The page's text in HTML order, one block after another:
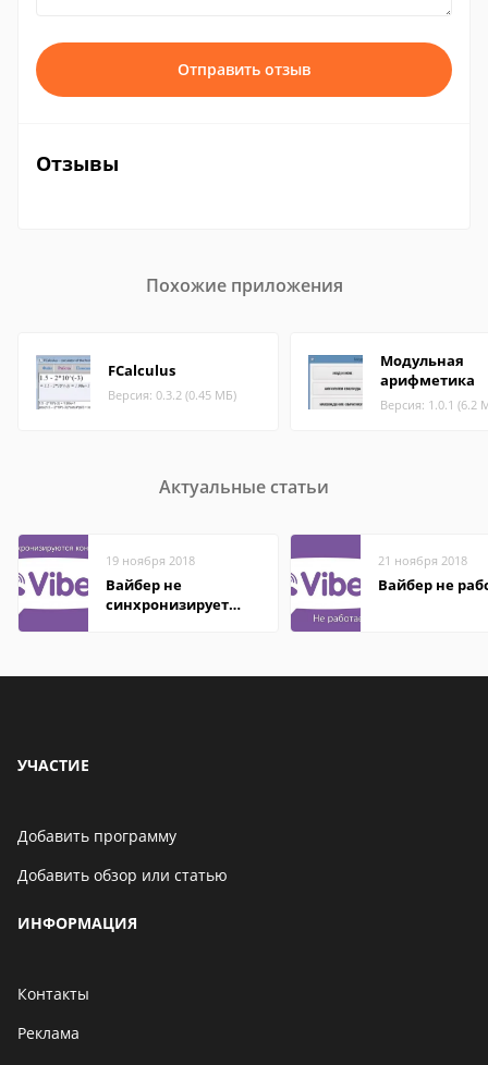
Отправить отзыв
Отзывы
Похожие приложения
FCalculus
Версия: 0.3.2 (0.45 МБ)
Модульная
арифметика
Версия: 1.0.1 (6.2
Актуальные статьи
19 ноября 2018
Вайбер не
синхронизирует
21 ноября 2018
Вайбер не
УЧАСТИЕ
Добавить программу
Добавить обзор или статью
ИНФОРМАЦИЯ
Контакты
Реклама